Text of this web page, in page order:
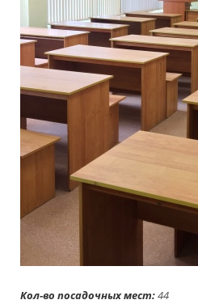
Кол-во посадочных мест: